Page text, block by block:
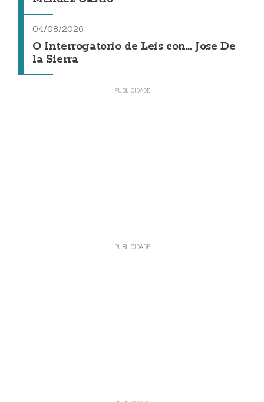
04/08/2026
O Interrogatorio de Leis con... Jose De
la Sierra